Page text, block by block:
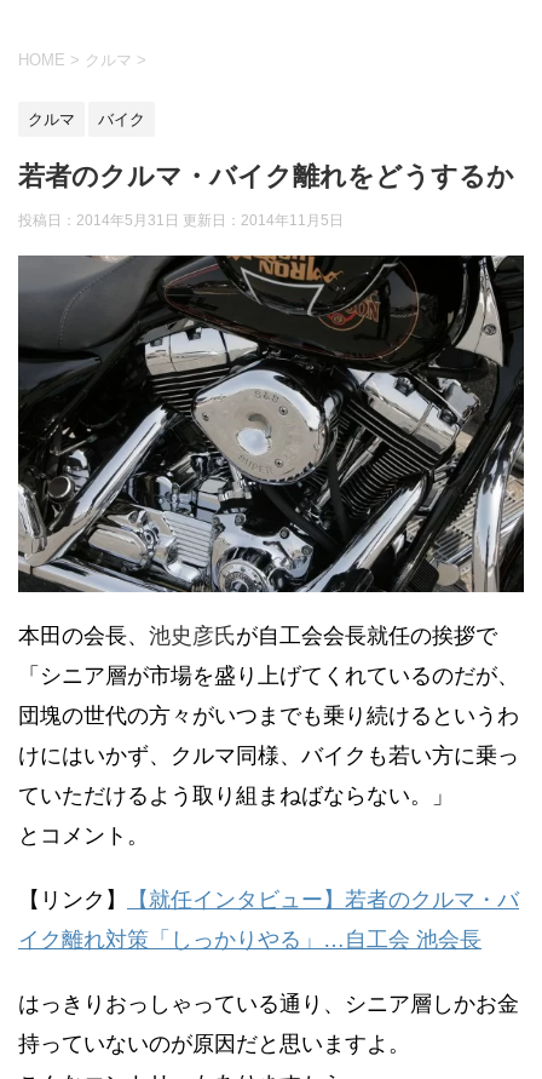
HOME > クルマ >
クルマ バイク
若者のクルマ・バイク離れをどうするか
投稿日：2014年5月31日 更新日： 2014年11月5日
本田の会長、 池史彦氏が自工会会長就任の挨拶で
「シニア層が市場を盛り上げてくれているのだが、
団塊の世代の方々がいつまでも乗り続けるというわ
けにはいかず、クルマ同様、バイクも若い方に乗っ
ていただけるよう取り組まねばならない。」
とコメント。
【リンク】
【就任インタビュー】若者のクルマ・バ
イク離れ対策「しっかりやる」…自工会 池会長
はっきりおっしゃっている通り、シニア層しかお金
持っていないのが原因だと思いますよ。